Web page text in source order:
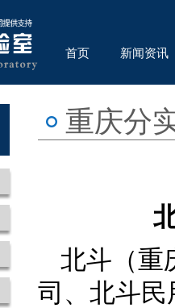
首页 新闻资讯
重庆分
北斗（重
司、北斗